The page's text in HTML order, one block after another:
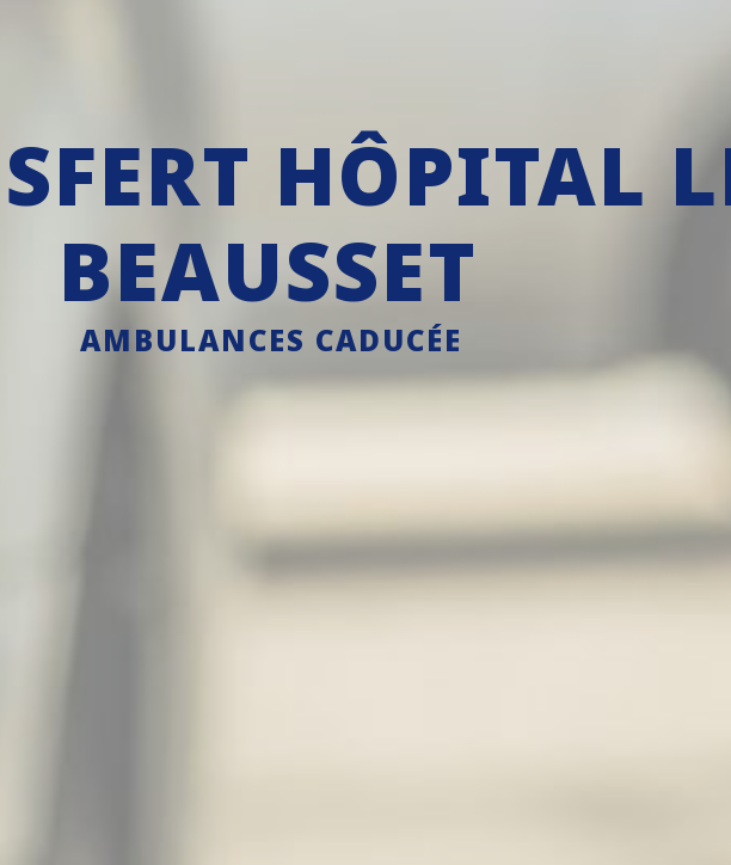
HÔPITAL
BEAUSSET
AMBULANCES CADUCÉE